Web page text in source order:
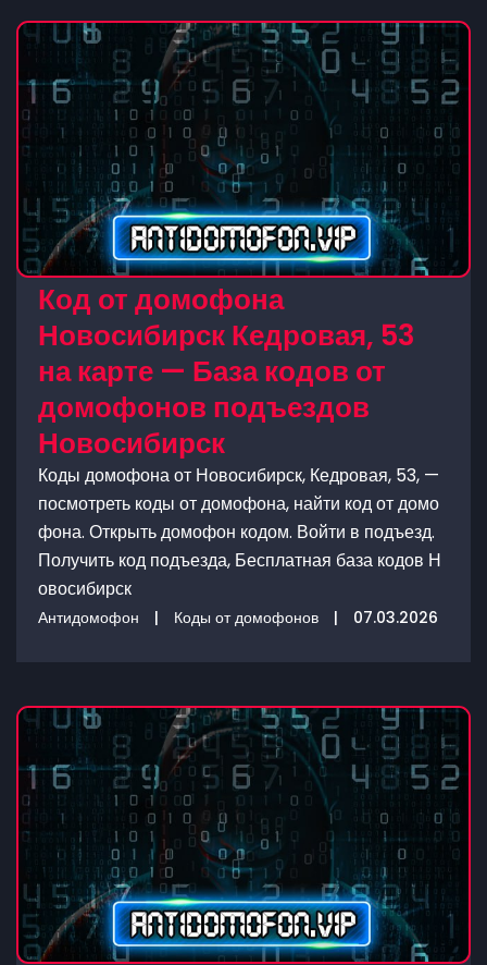
Код от домофона
Новосибирск Кедровая, 53
на карте — База кодов от
домофонов подъездов
Новосибирск
Коды домофона от Новосибирск, Кедровая, 53, —
посмотреть коды от домофона, найти код от домо
фона. Открыть домофон кодом. Войти в подъезд.
Получить код подъезда, Бесплатная база кодов Н
овосибирск
Антидомофон | Коды от домофонов | 07.03.2026